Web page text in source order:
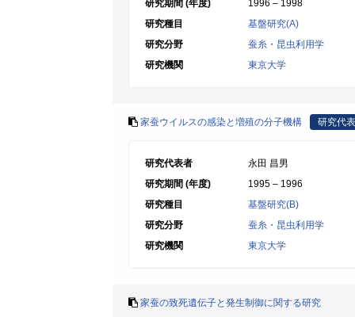
研究期間 (年度)
1996 – 1998
研究種目
基盤研究(A)
研究分野
蚕糸・昆虫利用学
研究機関
東京大学
家蚕ウイルスの感染と増殖の分子機構 研究代
研究代表者
永田 昌男
研究期間 (年度)
1995 – 1996
研究種目
基盤研究(B)
研究分野
蚕糸・昆虫利用学
研究機関
東京大学
家蚕の致死遺伝子と発生制御に関する研究